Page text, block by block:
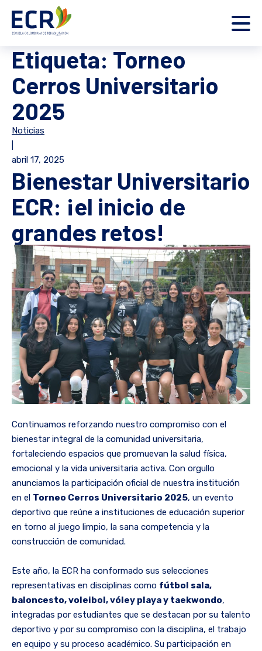
Etiqueta: Torneo
Cerros Universitario
2025
Noticias
abril 17, 2025
Bienestar Universitario
ECR: ¡el inicio de
grandes retos!
Continuamos reforzando nuestro compromiso con el
bienestar integral de la comunidad universitaria,
fortaleciendo espacios que promuevan la salud física,
emocional y la vida universitaria activa. Con orgullo
anunciamos la participación oficial de nuestra institución
en el Torneo Cerros Universitario 2025, un evento
deportivo que reúne a instituciones de educación superior
en torno al juego limpio, la sana competencia y la
construcción de comunidad.
Este año, la ECR ha conformado sus selecciones
representativas en disciplinas como fútbol sala,
baloncesto, voleibol, vóley playa y taekwondo,
integradas por estudiantes que se destacan por su talento
deportivo y por su compromiso con la disciplina, el trabajo
en equipo y su proceso académico. Su participación en